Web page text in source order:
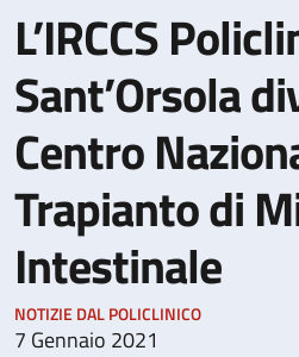
L’IRCCS
Sant’Orsola
Centro
Trapianto di
Intestinale
NOTIZIE DAL POLICLINICO
7 Gennaio 2021